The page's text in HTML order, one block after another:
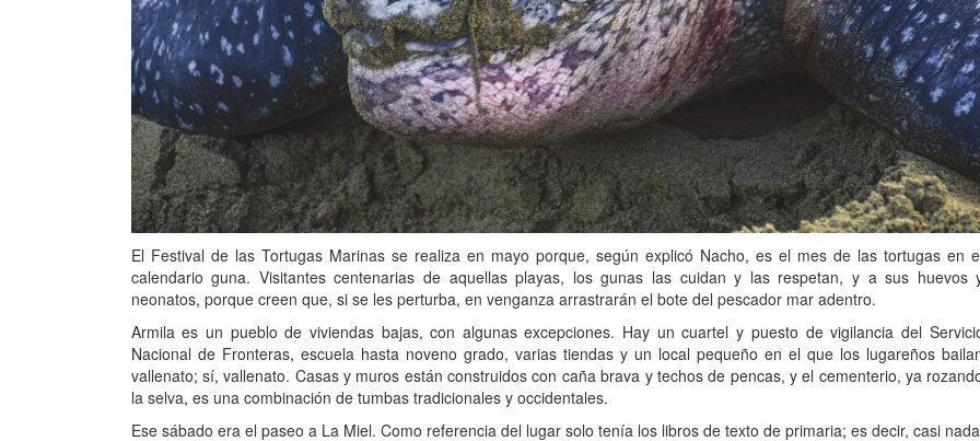
El Festival de las Tortugas Marinas se realiza en mayo porque, según explicó Nacho, es el mes de las tortugas en
calendario guna. Visitantes centenarias de aquellas playas, los gunas las cuidan y las respetan, y a sus huevos
neonatos, porque creen que, si se les perturba, en venganza arrastrarán el bote del pescador mar adentro.
Armila es un pueblo de viviendas bajas, con algunas excepciones. Hay un cuartel y puesto de vigilancia del
Nacional de Fronteras, escuela hasta noveno grado, varias tiendas y un local pequeño en el que los lugareños
vallenato; sí, vallenato. Casas y muros están construidos con caña brava y techos de pencas, y el cementerio, ya
la selva, es una combinación de tumbas tradicionales y occidentales.
Ese sábado era el paseo a La Miel. Como referencia del lugar solo tenía los libros de texto de primaria; es decir, casi